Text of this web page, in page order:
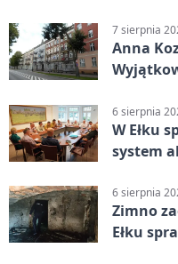
7 sierpnia
Anna
6 sierpnia
W Ełku
system
6 sierpnia
Zimno
Ełku